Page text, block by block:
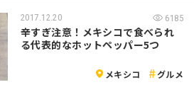
2017.12.20 6185
辛すぎ注意！メキシコで食べられ
る代表的なホットペッパー5つ
メキシコ グルメ